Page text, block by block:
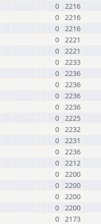
0 2216
0 2216
0 2216
0 2221
0 2221
0 2233
0 2236
0 2236
0 2236
0 2236
0 2225
0 2232
0 2231
0 2236
0 2212
0 2200
0 2200
0 2200
0 2200
0 2173